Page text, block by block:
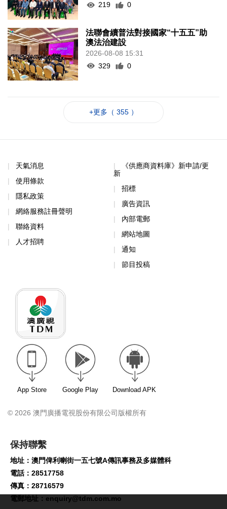
219
0
法聯會續普法對接國家“十五五”助
澳法治建設
2026-08-08 15:31
329
0
+更多（ 355 ）
天氣消息
使用條款
隱私政策
網絡服務註冊聲明
聯絡資料
人才招聘
《供應商資料庫》新申請/更
新
招標
廣告資訊
內部電郵
網站地圖
通知
節目投稿
App Store Google Play Download APK
© 2026 澳門廣播電視股份有限公司版權所有
保持聯繫
地址：澳門俾利喇街一五七號A傳訊事務及多媒體科
電話：28517758
傳真：28716579
電郵地址： enquiry@tdm.com.mo